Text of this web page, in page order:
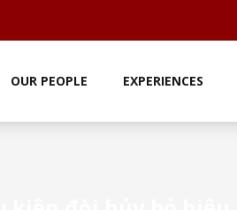
OUR PEOPLE EXPERIENCES